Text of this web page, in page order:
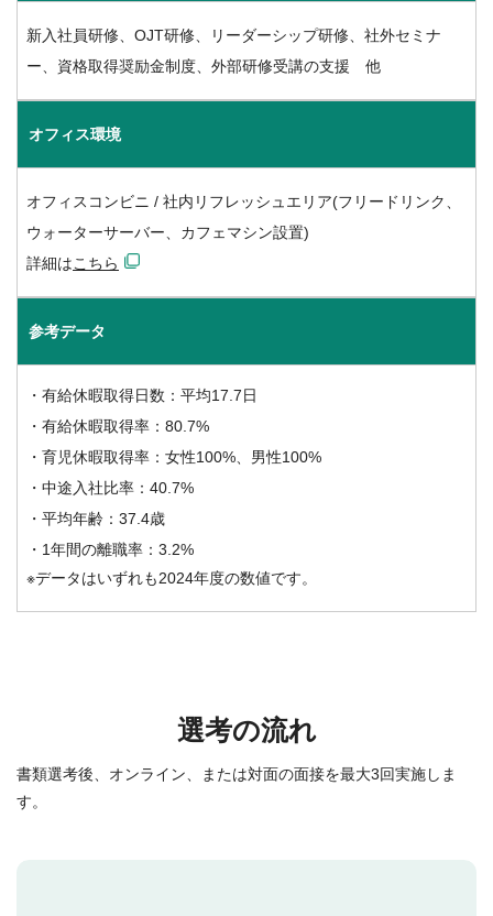
新入社員研修、OJT研修、リーダーシップ研修、社外セミナ
ー、資格取得奨励金制度、外部研修受講の支援 他
オフィス環境
オフィスコンビニ / 社内リフレッシュエリア(フリードリンク、
ウォーターサーバー、カフェマシン設置)
詳細はこちら
参考データ
・有給休暇取得日数：平均17.7日
・有給休暇取得率：80.7%
・育児休暇取得率：女性100%、男性100%
・中途入社比率：40.7%
・平均年齢：37.4歳
・1年間の離職率：3.2%
※データはいずれも2024年度の数値です。
選考の流れ
書類選考後、オンライン、または対面の面接を最大3回実施しま
す。